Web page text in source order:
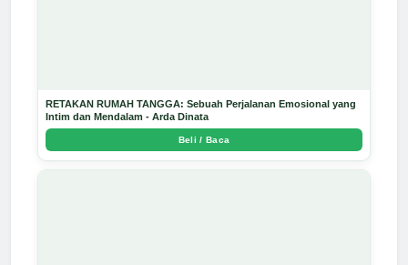
RETAKAN RUMAH TANGGA: Sebuah Perjalanan Emosional yang
Intim dan Mendalam - Arda Dinata
Beli / Baca